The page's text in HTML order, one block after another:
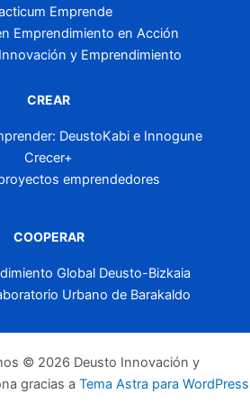
Emprende
Emprendimiento en Acción
y Emprendimiento
CREAR
DeustoKabi e Innogune
Crecer+
emprendedores
COOPERAR
Global Deusto-Bizkaia
Urbano de Barakaldo
© 2026 Deusto Innovación y
gracias a Tema Astra para WordPress